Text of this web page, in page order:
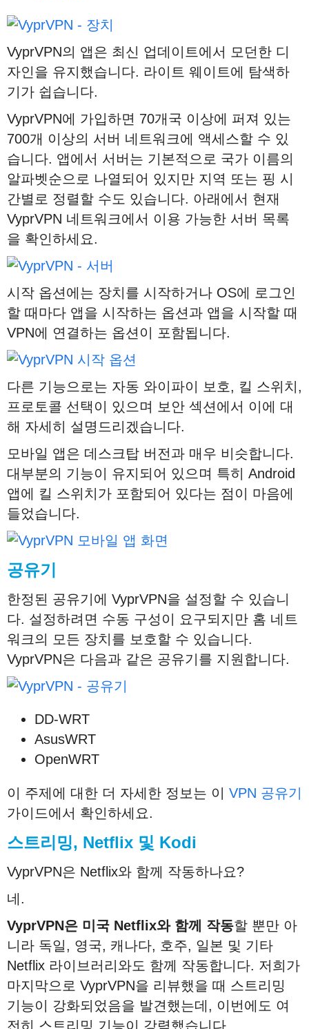
VyprVPN의 앱은 최신 업데이트에서 모던한 디
자인을 유지했습니다. 라이트 웨이트에 탐색하
기가 쉽습니다.
VyprVPN에 가입하면 70개국 이상에 퍼져 있는
700개 이상의 서버 네트워크에 액세스할 수 있
습니다. 앱에서 서버는 기본적으로 국가 이름의
알파벳순으로 나열되어 있지만 지역 또는 핑 시
간별로 정렬할 수도 있습니다. 아래에서 현재
VyprVPN 네트워크에서 이용 가능한 서버 목록
을 확인하세요.
시작 옵션에는 장치를 시작하거나 OS에 로그인
할 때마다 앱을 시작하는 옵션과 앱을 시작할 때
VPN에 연결하는 옵션이 포함됩니다.
다른 기능으로는 자동 와이파이 보호, 킬 스위치,
프로토콜 선택이 있으며 보안 섹션에서 이에 대
해 자세히 설명드리겠습니다.
모바일 앱은 데스크탑 버전과 매우 비슷합니다.
대부분의 기능이 유지되어 있으며 특히 Android
앱에 킬 스위치가 포함되어 있다는 점이 마음에
들었습니다.
공유기
한정된 공유기에 VyprVPN을 설정할 수 있습니
다. 설정하려면 수동 구성이 요구되지만 홈 네트
워크의 모든 장치를 보호할 수 있습니다.
VyprVPN은 다음과 같은 공유기를 지원합니다.
DD-WRT
AsusWRT
OpenWRT
이 주제에 대한 더 자세한 정보는 이
VPN 공유기
가이드에서 확인하세요.
스트리밍, Netflix 및 Kodi
VyprVPN은 Netflix와 함께 작동하나요?
네.
VyprVPN은 미국 Netflix와 함께 작동할 뿐만 아
니라 독일, 영국, 캐나다, 호주, 일본 및 기타
Netflix 라이브러리와도 함께 작동합니다. 저희가
마지막으로 VyprVPN을 리뷰했을 때 스트리밍
기능이 강화되었음을 발견했는데, 이번에도 여
전히 스트리밍 기능이 강력했습니다.